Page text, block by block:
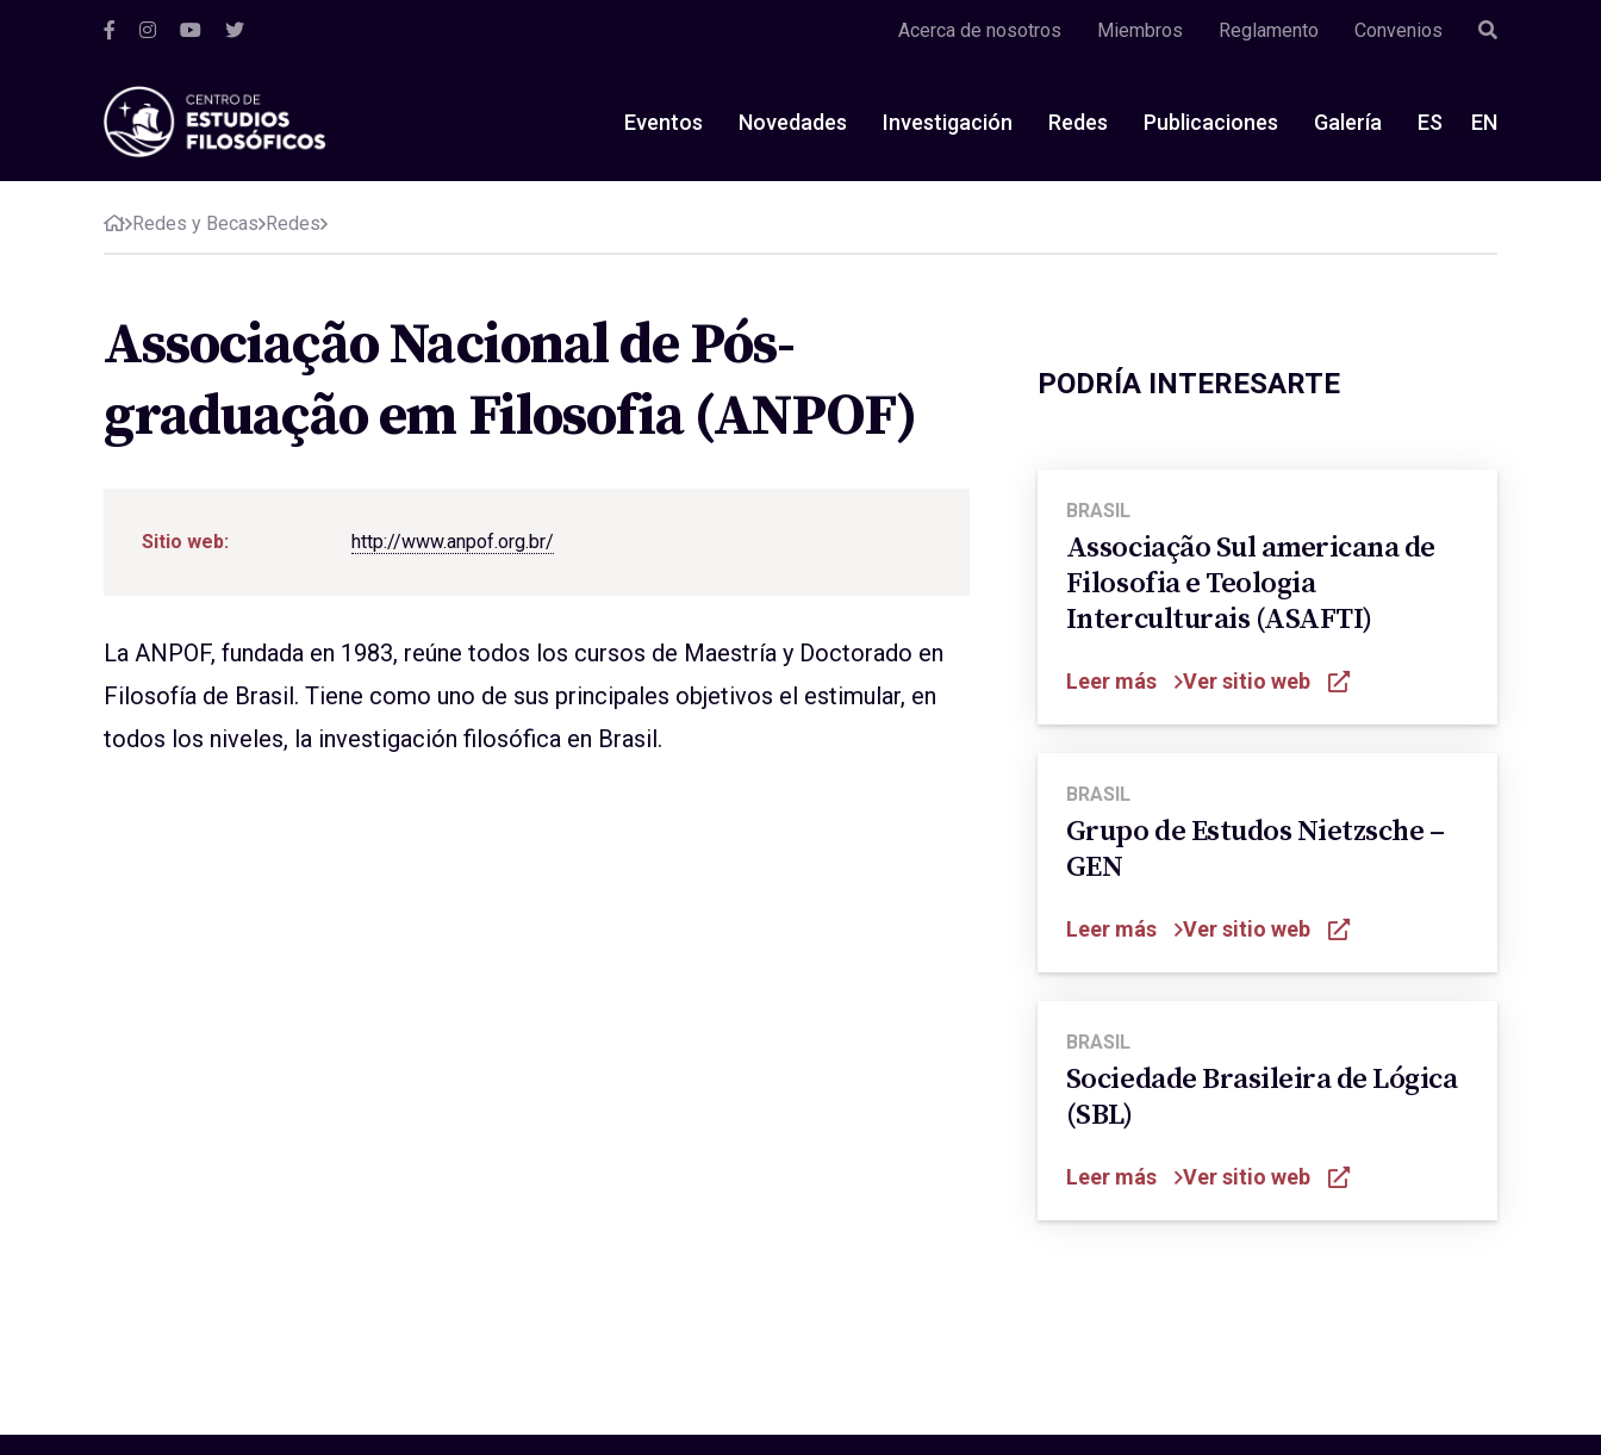
Acerca de nosotros Miembros Reglamento Convenios
Eventos Novedades Investigación Redes Publicaciones Galería ES EN
Redes y Becas Redes
Associação Nacional de Pós-
graduação em Filosofia (ANPOF)
Sitio web: http://www.anpof.org.br/
La ANPOF, fundada en 1983, reúne todos los cursos de Maestría y Doctorado en
Filosofía de Brasil. Tiene como uno de sus principales objetivos el estimular, en
todos los niveles, la investigación filosófica en Brasil.
PODRÍA INTERESARTE
BRASIL
Associação Sul americana de
Filosofia e Teologia
Interculturais (ASAFTI)
Leer más Ver sitio web
BRASIL
Grupo de Estudos Nietzsche –
GEN
Leer más Ver sitio web
BRASIL
Sociedade Brasileira de Lógica
(SBL)
Leer más Ver sitio web